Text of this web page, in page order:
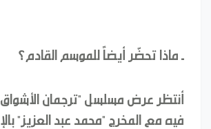
ـماذا تحضّر أيضاً للموسم القادم؟
أنتظر عرض مسلسل "ترجمان
فيه مع المخرج "محمد عبد العزيز"